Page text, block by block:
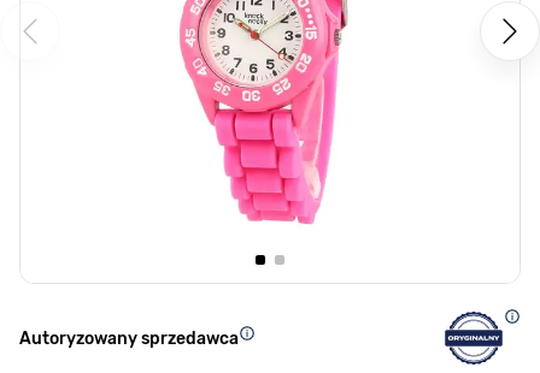
Autoryzowany sprzedawca